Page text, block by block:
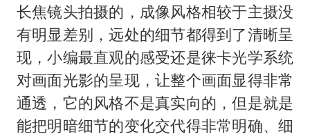
长焦镜头拍摄的，成像风格相较于主摄没
有明显差别，远处的细节都得到了清晰呈
现，小编最直观的感受还是徕卡光学系统
对画面光影的呈现，让整个画面显得非常
通透，它的风格不是真实向的，但是就是
能把明暗细节的变化交代得非常明确、细